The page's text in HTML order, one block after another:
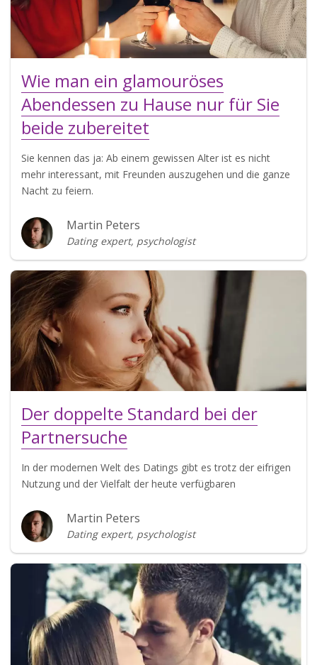
Wie man ein glamouröses
Abendessen zu Hause nur für Sie
beide zubereitet
Sie kennen das ja: Ab einem gewissen Alter ist es nicht
mehr interessant, mit Freunden auszugehen und die ganze
Nacht zu feiern.
Martin Peters
Dating expert, psychologist
Der doppelte Standard bei der
Partnersuche
In der modernen Welt des Datings gibt es trotz der eifrigen
Nutzung und der Vielfalt der heute verfügbaren
Martin Peters
Dating expert, psychologist